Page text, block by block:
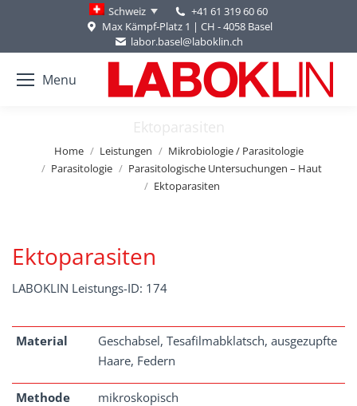
Schweiz
+41 61 319 60 60
Max Kämpf-Platz 1 | CH - 4058 Basel
labor.basel@laboklin.ch
Menu
Ektoparasiten
You are here:
Home Leistungen
Mikrobiologie / Parasitologie
Parasitologie
Parasitologische Untersuchungen – Haut
Ektoparasiten
Ektoparasiten
LABOKLIN Leistungs-ID: 174
Material
Geschabsel, Tesafilmabklatsch, ausgezupfte
Haare, Federn
Methode mikroskopisch